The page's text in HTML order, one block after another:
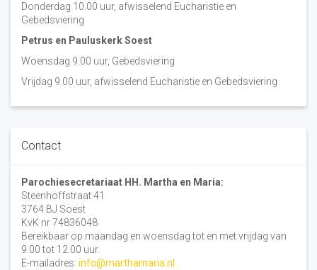
Donderdag 10.00 uur, afwisselend Eucharistie en
Gebedsviering
Petrus en Pauluskerk Soest
Woensdag 9.00 uur, Gebedsviering
Vrijdag 9.00 uur, afwisselend Eucharistie en Gebedsviering
Contact
Parochiesecretariaat HH. Martha en Maria:
Steenhoffstraat 41
3764 BJ Soest
KvK nr 74836048
Bereikbaar op maandag en woensdag tot en met vrijdag van
9.00 tot 12.00 uur.
E-mailadres: info@marthamaria.nl